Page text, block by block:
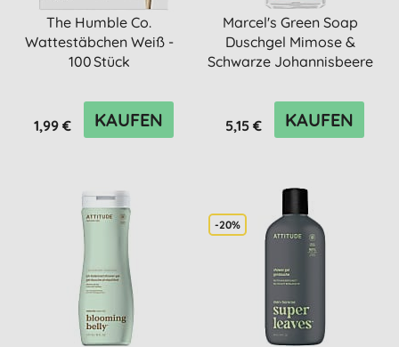
The Humble Co.
Wattestäbchen Weiß -
100 Stück
1,99 € KAUFEN
Marcel's Green Soap
Duschgel Mimose &
Schwarze Johannisbeere
5,15 € KAUFEN
-20%